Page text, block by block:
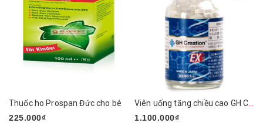
Thuốc ho Prospan Đức cho bé
225.000₫
1.100.000₫